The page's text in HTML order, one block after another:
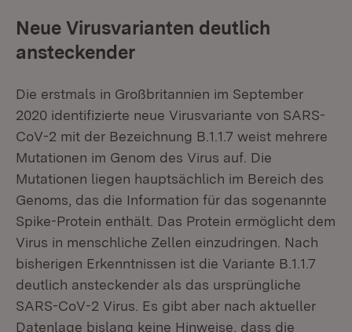
Neue Virusvarianten deutlich
ansteckender
Die erstmals in Großbritannien im September
2020 identifizierte neue Virusvariante von SARS-
CoV-2 mit der Bezeichnung B.1.1.7 weist mehrere
Mutationen im Genom des Virus auf. Die
Mutationen liegen hauptsächlich im Bereich des
Genoms, das die Information für das sogenannte
Spike-Protein enthält. Das Protein ermöglicht dem
Virus in menschliche Zellen einzudringen. Nach
bisherigen Erkenntnissen ist die Variante B.1.1.7
deutlich ansteckender als das ursprüngliche
SARS-CoV-2 Virus. Es gibt aber nach aktueller
Datenlage bislang keine Hinweise, dass die